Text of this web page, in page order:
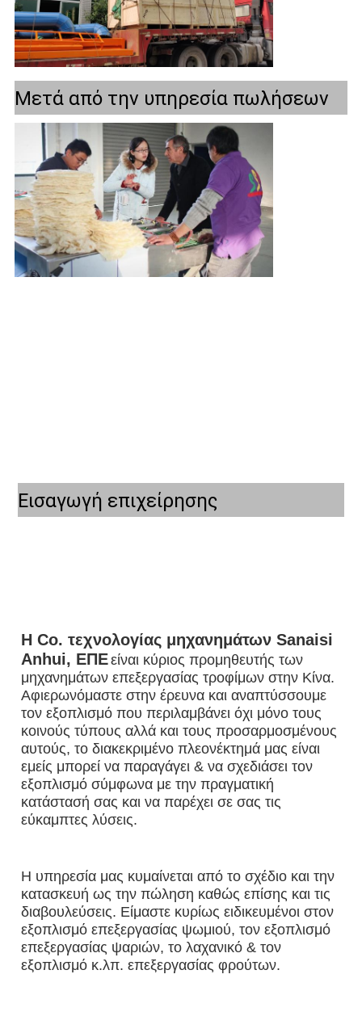
Μετά από την υπηρεσία πωλήσεων
Εισαγωγή επιχείρησης
Η Co. τεχνολογίας μηχανημάτων Sanaisi
Anhui, ΕΠΕείναι κύριος προμηθευτής των
μηχανημάτων επεξεργασίας τροφίμων στην Κίνα.
Αφιερωνόμαστε στην έρευνα και αναπτύσσουμε
τον εξοπλισμό που περιλαμβάνει όχι μόνο τους
κοινούς τύπους αλλά και τους προσαρμοσμένους
αυτούς, το διακεκριμένο πλεονέκτημά μας είναι
εμείς μπορεί να παραγάγει & να σχεδιάσει τον
εξοπλισμό σύμφωνα με την πραγματική
κατάστασή σας και να παρέχει σε σας τις
εύκαμπτες λύσεις.
Η υπηρεσία μας κυμαίνεται από το σχέδιο και την
κατασκευή ως την πώληση καθώς επίσης και τις
διαβουλεύσεις. Είμαστε κυρίως ειδικευμένοι στον
εξοπλισμό επεξεργασίας ψωμιού, τον εξοπλισμό
επεξεργασίας ψαριών, το λαχανικό & τον
εξοπλισμό κ.λπ. επεξεργασίας φρούτων.